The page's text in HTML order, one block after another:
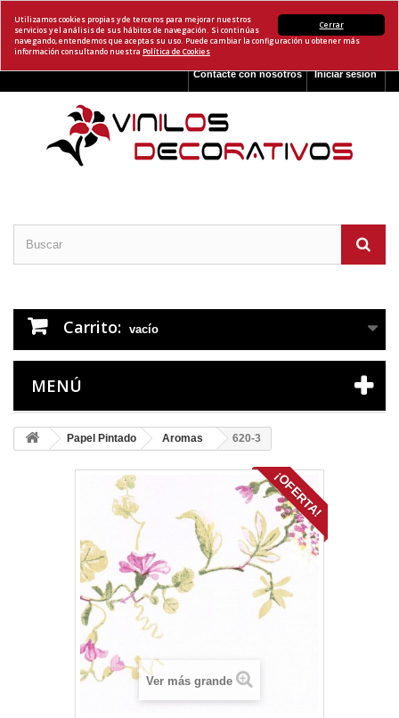
Cerrar
Utilizamos cookies propias y de terceros para mejorar nuestros
servicios y el análisis de sus hábitos de navegación. Si continúas
navegando, entendemos que aceptas su uso. Puede cambiar la configuración u obtener más
información consultando nuestra Política de Cookies
Iniciar sesión
Contacte con nosotros
Carrito: vacío
MENÚ
Papel Pintado Aromas 620-3
¡OFERTA!
Ver más grande